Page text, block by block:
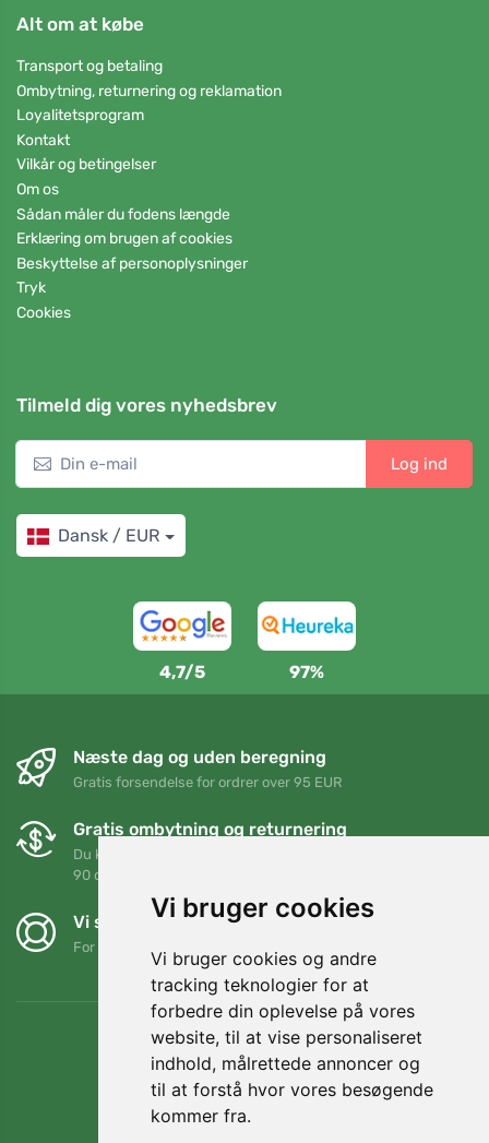
Vi bruger cookies
Vi bruger cookies og andre
tracking teknologier for at
forbedre din oplevelse på vores
website, til at vise personaliseret
indhold, målrettede annoncer og
til at forstå hvor vores besøgende
kommer fra.
Alt om at købe
Transport og betaling
Ombytning, returnering og reklamation
Loyalitetsprogram
Kontakt
Vilkår og betingelser
Om os
Sådan måler du fodens længde
Erklæring om brugen af cookies
Beskyttelse af personoplysninger
Tryk
Cookies
Tilmeld dig vores nyhedsbrev
Log ind
Dansk / EUR
4,7/5 97%
Næste dag og uden beregning
Gratis forsendelse for ordrer over 95 EUR
Gratis ombytning og returnering
Du kan returnere eller bytte din ordre når som helst inden for
90 dage
Vi støtter Trees.org
For hver ordre planter vi et træ! Læs mere